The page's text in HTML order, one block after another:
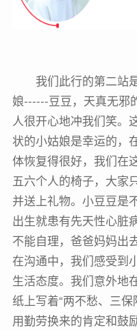
我们此行的第二站
娘------豆豆，天真无邪
人很开心地冲我们笑。
状的小姑娘是幸运的，
体恢复得很好，我们在
五六个人的椅子，大家
并送上礼物。小豆豆是
出生就患有先天性心脏
不能自理，爸爸妈妈出
在沟通中，我们感受到
生活态度。我们意外地
纸上写着“两不愁、三
用勤劳换来的肯定和鼓